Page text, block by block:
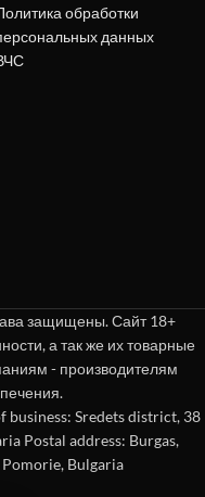
обработки
данных
защищены. Сайт 18+
а так же их товарные
- производителям
business: Sredets district, 38
Postal address: Burgas,
Bulgaria